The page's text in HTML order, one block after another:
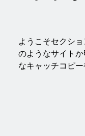
ようこそセクシ
のようなサイト
なキャッチコピ